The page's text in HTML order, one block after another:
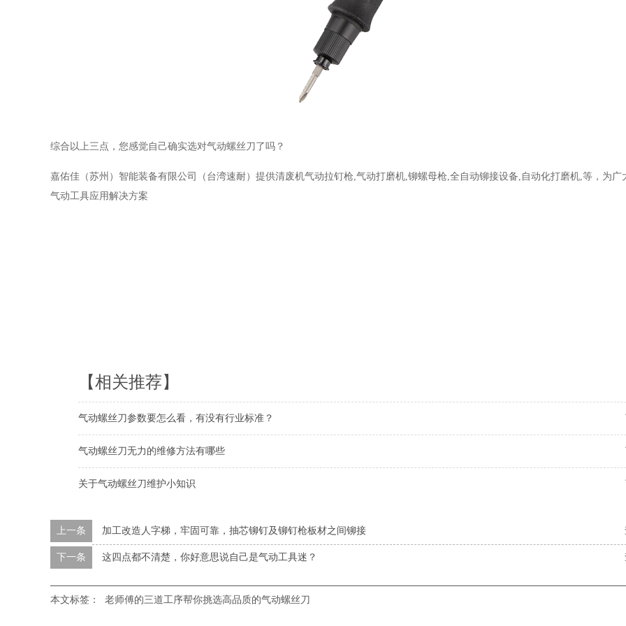
综合以上三点，您感觉自己确实选对气动螺丝刀了吗？
嘉佑佳（苏州）智能装备有限公司（台湾速耐）提供清废机气动拉钉枪,气动打磨机,铆螺母枪,全自动铆接设备,自动化打磨机,等，为广
气动工具应用解决方案
【相关推荐】
气动螺丝刀参数要怎么看，有没有行业标准？
气动螺丝刀无力的维修方法有哪些
关于气动螺丝刀维护小知识
上一条 加工改造人字梯，牢固可靠，抽芯铆钉及铆钉枪板材之间铆接
下一条 这四点都不清楚，你好意思说自己是气动工具迷？
本文标签： 老师傅的三道工序帮你挑选高品质的气动螺丝刀